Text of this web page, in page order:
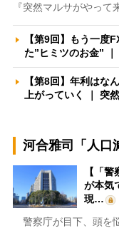
『突然マルサがやっ
【第9回】もう一
た”ヒミツのお金”
【第8回】年利は
上がっていく ｜ 突
河合雅司「人口
【「
が本気
現…
警察庁が目下、頭を